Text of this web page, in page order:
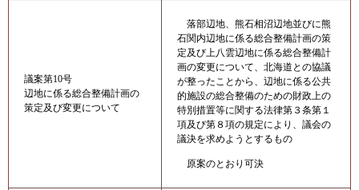
議案第10号
辺地に係る総合整備計画の
策定及び変更について
落部辺地、熊石相沼辺地並びに熊
石関内辺地に係る総合整備計画の策
定及び上八雲辺地に係る総合整備計
画の変更について、北海道との協議
が整ったことから、辺地に係る公共
的施設の総合整備のための財政上の
特別措置等に関する法律第３条第１
項及び第８項の規定により、議会の
議決を求めようとするもの
原案のとおり可決